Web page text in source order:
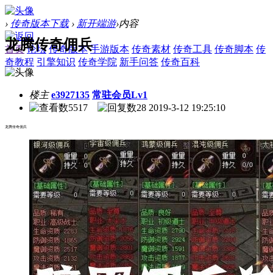
› 传奇版本下载 › 新开端游›内容
首页 论坛 传奇版本 手游版本 传奇素材 传奇工具 传奇脚本 传
奇教程 引擎知识 传奇学院 新手问答 传奇百科
龙腾传奇佣兵
楼主 e3927135 常驻会员Lv1
5517
28 2019-3-12 19:25:10
龙腾传奇佣兵